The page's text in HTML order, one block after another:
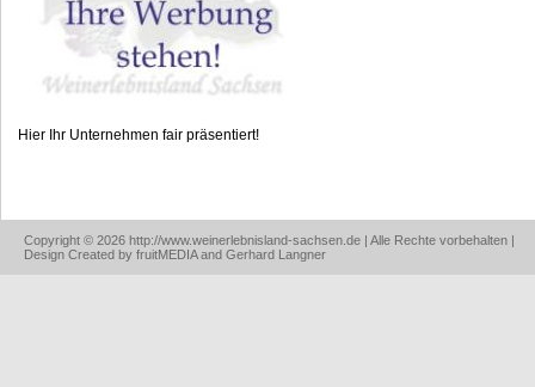
Hier Ihr Unternehmen fair präsentiert!
Copyright © 2026 http://www.weinerlebnisland-sachsen.de | Alle Rechte vorbehalten |
Design Created by fruitMEDIA and Gerhard Langner